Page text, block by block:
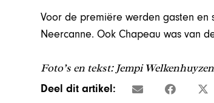
Voor de premiëre werden gasten en
Neercanne. Ook Chapeau was van
Foto’s en tekst: Jempi Welkenhuyzen
Deel dit artikel: